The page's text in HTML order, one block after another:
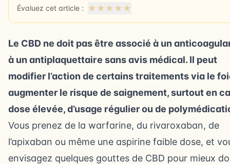
Évaluez cet article : ★ ★ ★ ★ ★
Le CBD ne doit pas être associé à un
à un antiplaquettaire sans avis médical. Il peut
modifier l’action de certains traitements via le
augmenter le risque de saignement, surtout en
dose élevée, d’usage régulier ou de
Vous prenez de la warfarine, du rivaroxaban, de
l’apixaban ou même une aspirine faible dose, et
envisagez quelques gouttes de CBD pour mieux